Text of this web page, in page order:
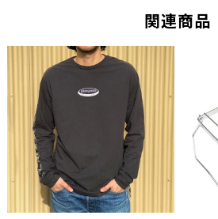
・ご使用の端末により、実物とは多少色合い
・当サイトに掲載している商品は、実店舗で
サイトよりご注文を頂いた時点で、まれに実
ございます。 今後の入荷予定を確認して入
ながらご注文をキャンセルとさせて頂きます
リアルタイムな更新を心がけておりますが、
・こちらの商品は、初期の製品不良以外での
いております。あらかじめご了承ください。
関連商品